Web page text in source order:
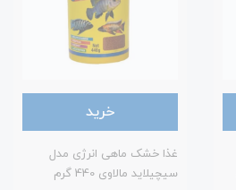
خرید
غذا خشک ماهی انرژی مدل
سیچیلاید مالاوی 440 گرم